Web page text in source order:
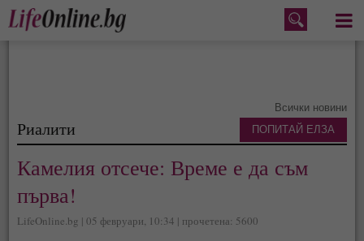
Меню
Всички новини
Риалити
Камелия отсече: Време е да съм
първа!
LifeOnline.bg | 05 февруари, 10:34 | прочетена: 5600
ПОПИТАЙ ЕЛЗА